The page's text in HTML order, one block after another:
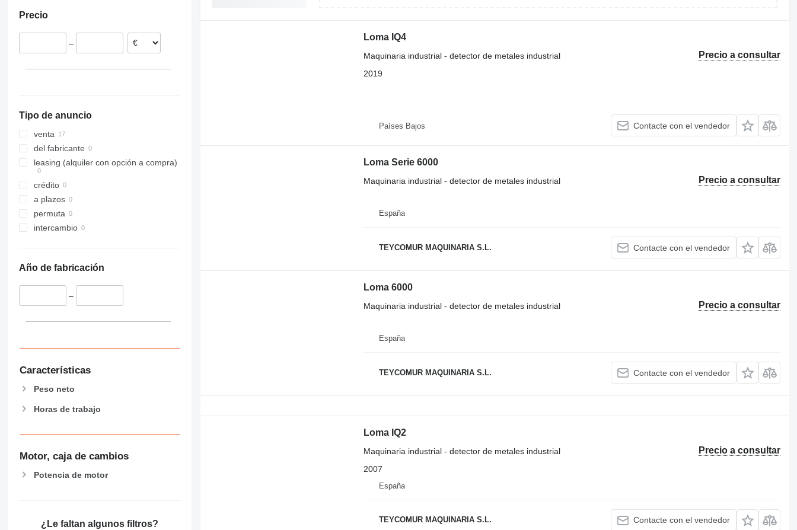
Polonia
Francia
Precio
–
Tipo de anuncio
venta
del fabricante
leasing (alquiler con opción a compra)
crédito
a plazos
permuta
intercambio
Año de fabricación
–
Características
Peso neto
Horas de trabajo
Motor, caja de cambios
Potencia de motor
¿Le faltan algunos filtros?
Loma IQ4
Precio a consultar
Maquinaria industrial - detector de metales industrial
2019
Países Bajos Contacte con el vendedor
Loma Serie 6000
Precio a consultar
Maquinaria industrial - detector de metales industrial
España
TEYCOMUR MAQUINARIA S.L. Contacte con el vendedor
Loma 6000
Precio a consultar
Maquinaria industrial - detector de metales industrial
España
TEYCOMUR MAQUINARIA S.L. Contacte con el vendedor
Loma IQ2
Precio a consultar
Maquinaria industrial - detector de metales industrial
2007
España
TEYCOMUR MAQUINARIA S.L. Contacte con el vendedor